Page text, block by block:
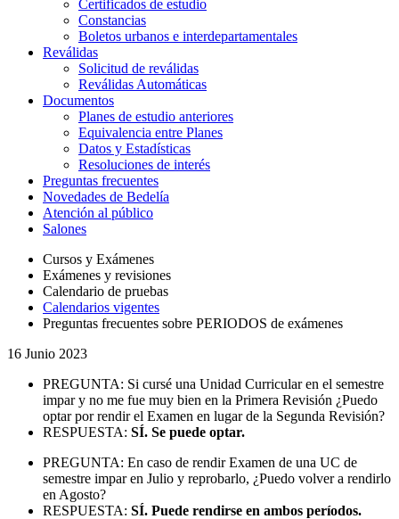
Certificados de estudio
Constancias
Boletos urbanos e interdepartamentales
Reválidas
Solicitud de reválidas
Reválidas Automáticas
Documentos
Planes de estudio anteriores
Equivalencia entre Planes
Datos y Estadísticas
Resoluciones de interés
Preguntas frecuentes
Novedades de Bedelía
Atención al público
Salones
Cursos y Exámenes
Exámenes y revisiones
Calendario de pruebas
Calendarios vigentes
Preguntas frecuentes sobre PERIODOS de exámenes
16 Junio 2023
PREGUNTA: Si cursé una Unidad Curricular en el semestre
impar y no me fue muy bien en la Primera Revisión ¿Puedo
optar por rendir el Examen en lugar de la Segunda Revisión?
RESPUESTA: SÍ. Se puede optar.
PREGUNTA: En caso de rendir Examen de una UC de
semestre impar en Julio y reprobarlo, ¿Puedo volver a rendirlo
en Agosto?
RESPUESTA: SÍ. Puede rendirse en ambos períodos.